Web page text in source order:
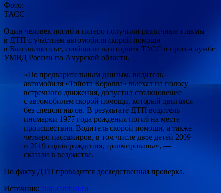
Фото:
ТАСС
Один человек погиб и пятеро получили различные травмы
в ДТП с участием автомобиля скорой помощи
в Благовещенске, сообщили во вторник ТАСС в пресс-службе
УМВД России по Амурской области.
«По предварительным данным, водитель
автомобиля «Тойота Королла» выехал на полосу
встречного движения, допустил столкновение
с автомобилем скорой помощи, который двигался
без спецсигналов. В результате ДТП водитель
иномарки 1977 года рождения погиб на месте
происшествия. Водитель скорой помощи, а также
четверо пассажиров, в том числе двое детей 2009
и 2019 годов рождения, травмированы», —
сказали в ведомстве.
По факту ДТП проводится доследственная проверка.
Источник: auto.rambler.ru